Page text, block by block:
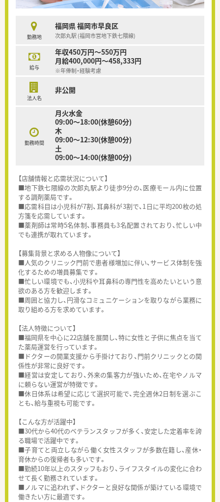
勤務地
福岡県 福岡市早良区
次郎丸駅 (福岡市営地下鉄七隈線)
給与
年収450万円～550万円
月給400,000円～458,333円
※年俸制・経験考慮
法人名
非公開
勤務時間
月火水金
09:00～18:00(休憩60分)
木
09:00～12:30(休憩00分)
土
09:00～14:00(休憩00分)
【店舗情報と応需状況について】
■地下鉄七隈線の次郎丸駅より徒歩9分の、医療モール内に位置
する調剤薬局です。
■応需科目は小児科が7割、耳鼻科が3割で、1日に平均200枚の処
方箋を応需しています。
■薬剤師は常時5名体制、事務員も3名配置されており、忙しい中
でも連携が取れています。
【募集背景と求める人物像について】
■人気のクリニック門前で患者様増加に伴い、サービス体制を強
化するための増員募集です。
■忙しい環境でも、小児科や耳鼻科の専門性を高めたいという意
欲のある方を歓迎します。
■周囲と協力し、円滑なコミュニケーションを取りながら業務に
取り組める方を求めています。
【法人特徴について】
■福岡県を中心に22店舗を展開し、特に女性と子供に焦点を当て
た薬局運営を行っています。
■ドクターの開業支援から手掛けており、門前クリニックとの関
係性が非常に良好です。
■経営は安定しており、外来の集客力が強いため、在宅やノルマ
に頼らない運営が特徴です。
■休日体系は希望に応じて選択可能で、完全週休2日制を選ぶこ
とも、給与重視も可能です。
【こんな方が活躍中】
■30代から40代のベテランスタッフが多く、安定した定着率を誇
る職場で活躍中です。
■子育てと両立しながら働く女性スタッフが多数在籍し、産休・
育休からの復帰者も多いです。
■勤続10年以上のスタッフもおり、ライフスタイルの変化に合わ
せて長く勤務されています。
■ノルマに追われず、ドクターと良好な関係が築けている環境で
働きたい方に最適です。